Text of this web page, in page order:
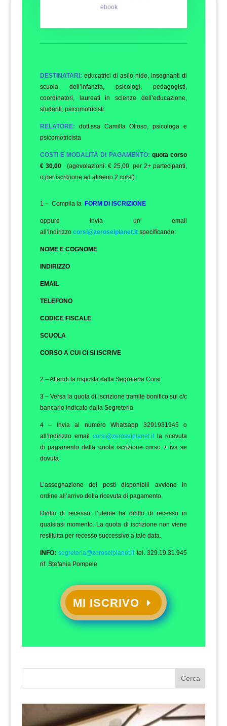
ebook
DESTINATARI: educatrici di asilo nido, insegnanti di
scuola dell’infanzia, psicologi, pedagogisti,
coordinatori, laureati in scienze dell’educazione,
studenti, psicomotricisti.
RELATORE: dott.ssa Camilla Olioso, psicologa e
psicomotricista
COSTI E MODALITÁ DI PAGAMENTO: quota corso
€ 30,00(agevolazioni: € 25,00 per 2+ partecipanti,
o per iscrizione ad almeno 2 corsi)
1 – Compila la FORM DI ISCRIZIONE
oppure invia un’ email
all’indirizzo corsi@zeroseiplanet.itspecificando:
NOME E COGNOME
INDIRIZZO
EMAIL
TELEFONO
CODICE FISCALE
SCUOLA
CORSO A CUI CI SI ISCRIVE
2 – Attendi la risposta dalla Segreteria Corsi
3 – Versa la quota di iscrizione tramite bonifico sul c/c
bancario indicato dalla Segreteria
4 – Invia al numero Whatsapp 3291931945 o
all’indirizzo email corsi@zeroseiplanet.itla ricevuta
di pagamento della quota iscrizione corso + iva se
dovuta
L’assegnazione dei posti disponibili avviene in
ordine all’arrivo della ricevuta di pagamento.
Diritto di recesso: l’utente ha diritto di recesso in
qualsiasi momento. La quota di iscrizione non viene
restituita per recesso successivo a tale data.
INFO: segreteria@zeroseiplanet.it tel. 329.19.31.945
rif. Stefania Pompele
MI ISCRIVO
Cerca